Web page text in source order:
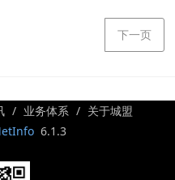
下一页
业务体系
关于城盟
6.1.3